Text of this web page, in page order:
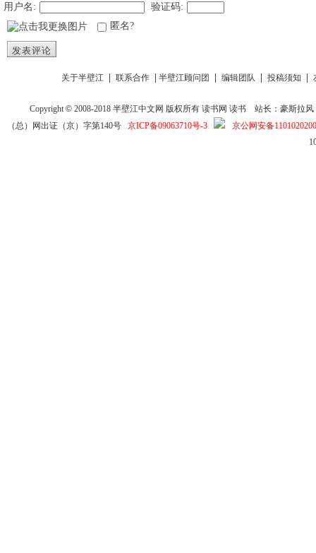
用户名:
验证码:
匿名?
发表评论
关于半壁江 联系合作 半壁江顾问团 编辑团队 投稿须知
Copyright © 2008-2018半壁江中文网 版权所有读书网 读书
站长：豪斯拉风
（总）网出证（京）字第140号 京ICP备09063710号-3
京公网安备